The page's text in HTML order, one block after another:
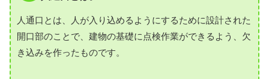
人通口とは、人が入り込めるようにするために設計された
開口部のことで、建物の基礎に点検作業ができるよう、欠
き込みを作ったものです。